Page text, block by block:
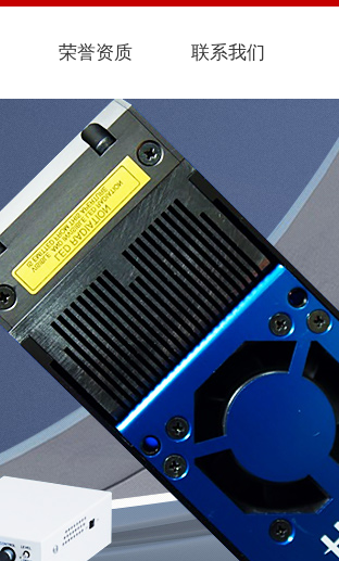
荣誉资质 联系我们